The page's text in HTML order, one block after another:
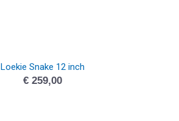
Loekie Snake 12 inch
€259,00